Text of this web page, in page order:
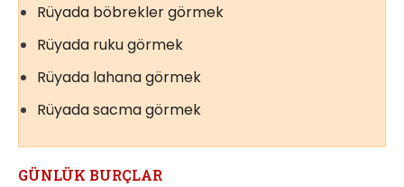
Rüyada böbrekler görmek
Rüyada ruku görmek
Rüyada lahana görmek
Rüyada sacma görmek
GÜNLÜK BURÇLAR